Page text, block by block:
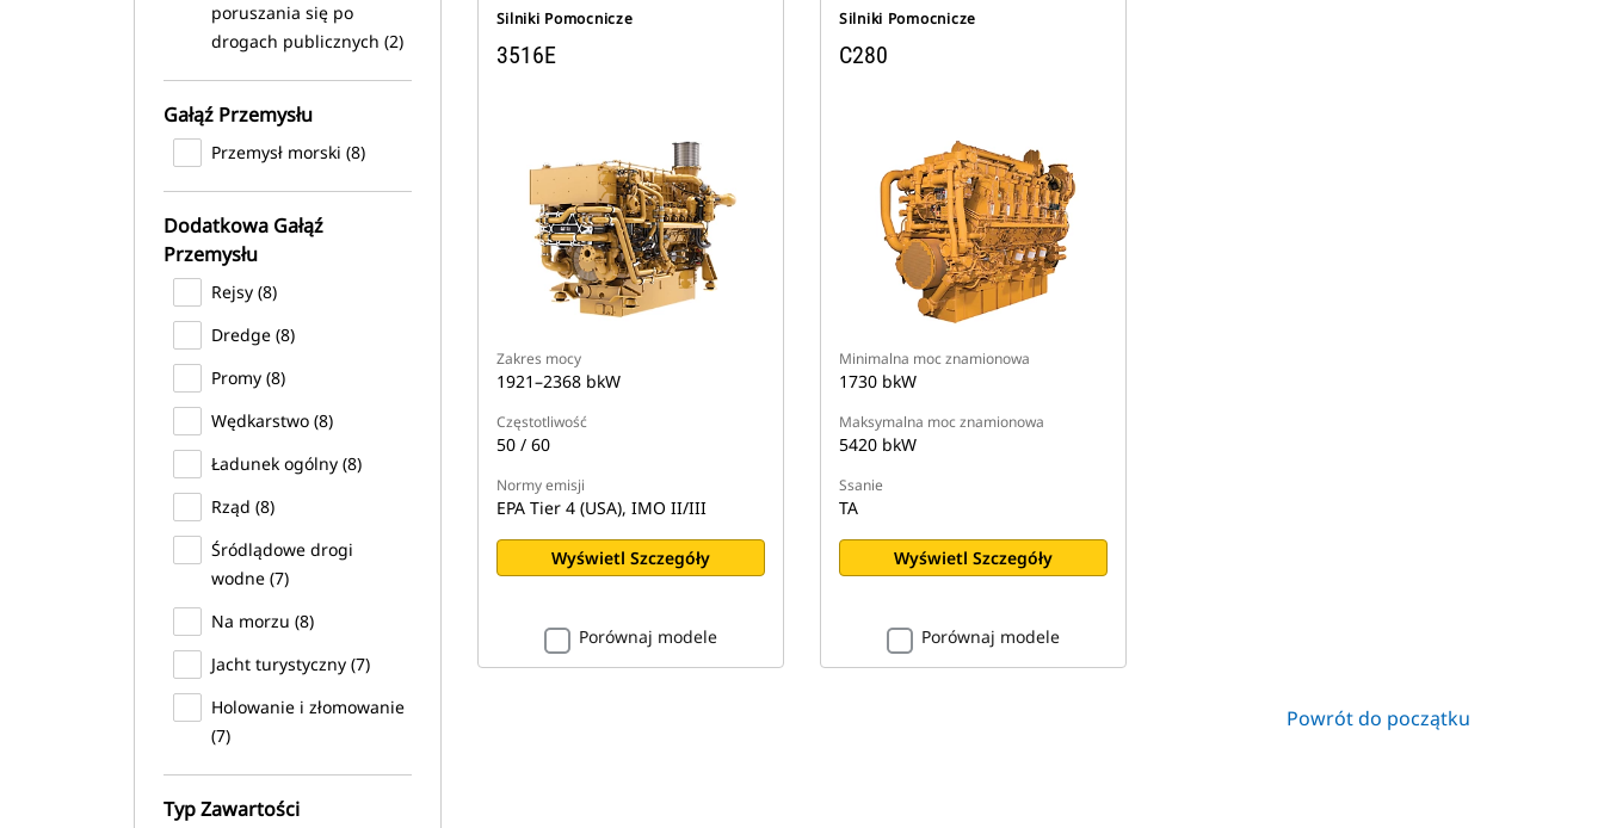
poruszania się po
drogach publicznych (2)
Gałąź Przemysłu
Przemysł morski (8)
Dodatkowa Gałąź
Przemysłu
Rejsy (8)
Dredge (8)
Promy (8)
Wędkarstwo (8)
Ładunek ogólny (8)
Rząd (8)
Śródlądowe drogi
wodne (7)
Na morzu (8)
Jacht turystyczny (7)
Holowanie i złomowanie
(7)
Typ Zawartości
Silniki Pomocnicze
3516E
Zakres mocy
1921–2368 bkW
Częstotliwość
50 / 60
Normy emisji
EPA Tier 4 (USA), IMO II/III
Wyświetl Szczegóły
Porównaj modele
Silniki Pomocnicze
C280
Minimalna moc znamionowa
1730 bkW
Maksymalna moc znamionowa
5420 bkW
Ssanie
TA
Wyświetl Szczegóły
Porównaj modele
Powrót do początku